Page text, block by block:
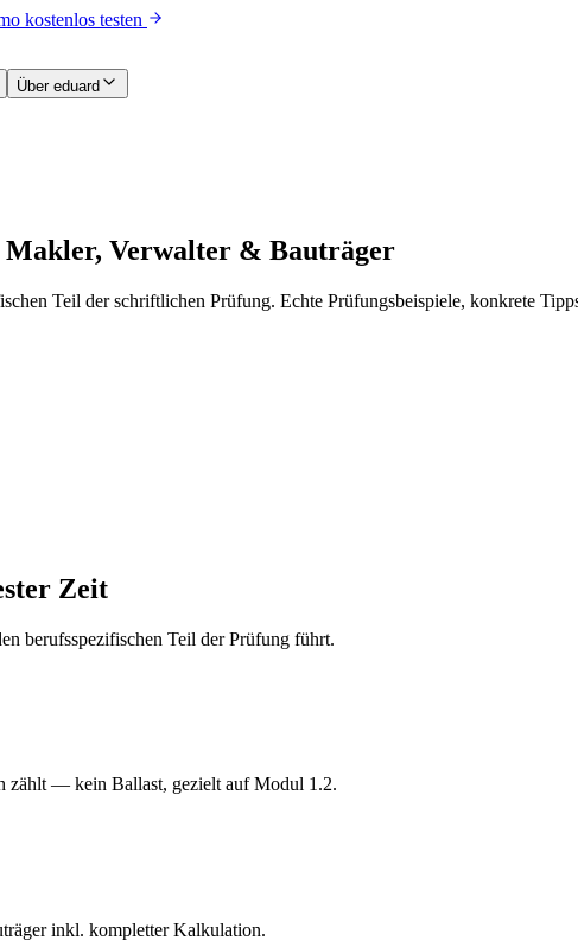
kostenlos testen
Über eduard
Verwalter & Bauträger
Teil der schriftlichen Prüfung. Echte Prüfungsbeispiele, konkrete
Zeit
berufsspezifischen Teil der Prüfung führt.
zählt — kein Ballast, gezielt auf Modul 1.2.
inkl. kompletter Kalkulation.